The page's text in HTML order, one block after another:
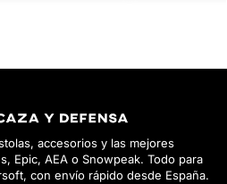
accesorios y las mejores
Epic, AEA o Snowpeak. Todo para
con envío rápido desde España.